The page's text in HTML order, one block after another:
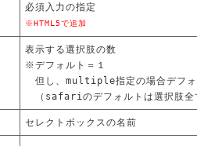
必須入力の指定
※HTML5で追加
表示する選択肢の数
※デフォルト＝１
但し、multiple指定の場合デフォ
（safariのデフォルトは選択肢全
セレクトボックスの名前